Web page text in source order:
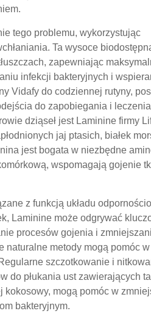
tego problemu, wykorzystując
Ta wysoce
zapewniając
infekcji bakteryjnych i
Vidafy do codziennej rutyny,
do zapobiegania i
dziąseł jest Laminine firmy
jaj ptasich, białek
jest bogata w niezbędne
wspomagają gojenie
z funkcją układu
Laminine może odgrywać
procesów gojenia i
naturalne metody mogą pomóc
szczotkowanie i
do płukania ust zawierających
mogą pomóc w
bakteryjnym.